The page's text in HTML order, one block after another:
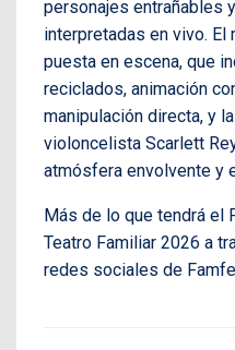
personajes entrañables
interpretadas en vivo. El
puesta en escena, que
reciclados, animación
manipulación directa, y
violoncelista Scarlett
atmósfera envolvente y
Más de lo que tendrá el
Teatro Familiar 2026 a
redes sociales de